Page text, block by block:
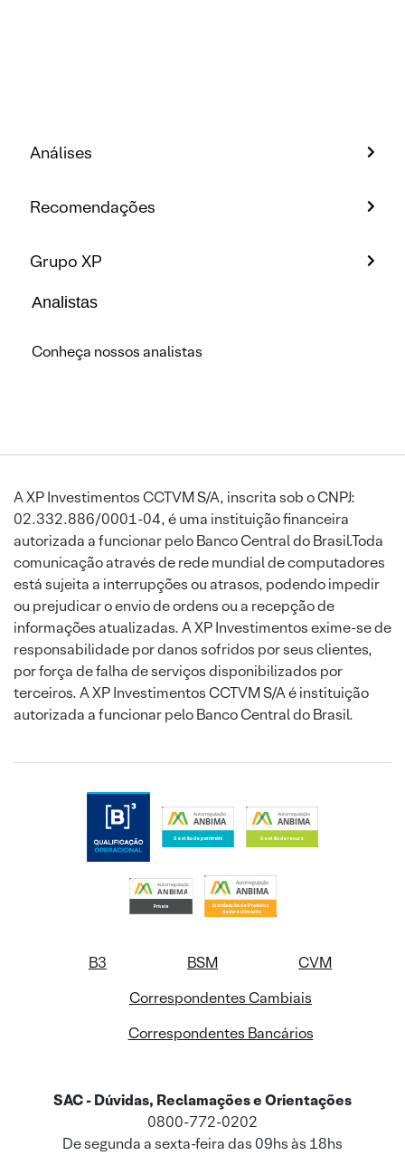
Análises
Recomendações
Grupo XP
Analistas
Conheça nossos analistas
A XP Investimentos CCTVM S/A, inscrita sob o CNPJ:
02.332.886/0001-04, é uma instituição financeira
autorizada a funcionar pelo Banco Central do Brasil.Toda
comunicação através de rede mundial de computadores
está sujeita a interrupções ou atrasos, podendo impedir
ou prejudicar o envio de ordens ou a recepção de
informações atualizadas. A XP Investimentos exime-se de
responsabilidade por danos sofridos por seus clientes,
por força de falha de serviços disponibilizados por
terceiros. A XP Investimentos CCTVM S/A é instituição
autorizada a funcionar pelo Banco Central do Brasil.
B3 BSM
CVM
Correspondentes Cambiais
Correspondentes Bancários
SAC - Dúvidas, Reclamações e Orientações
0800-772-0202
De segunda a sexta-feira das 09hs às 18hs